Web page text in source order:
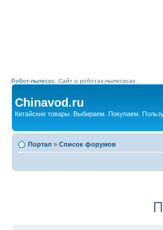
Робот-пылесос. Сайт о роботах-пылесосах.
Chinavod.ru
Китайские товары. Выбираем. Покупаем.
Портал » Список форумов